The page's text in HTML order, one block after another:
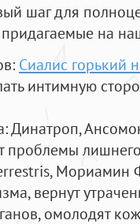
шаг для
на
Сиалис горький
интимную
: Динатроп,
проблемы
Мориамин
вернут
омолодят